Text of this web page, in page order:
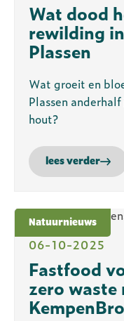
Wat dood
rewilding
Plassen
Wat groeit en
Plassen
hout?
lees verder
Natuurnieuws
06-10-2025
Fastfood
zero